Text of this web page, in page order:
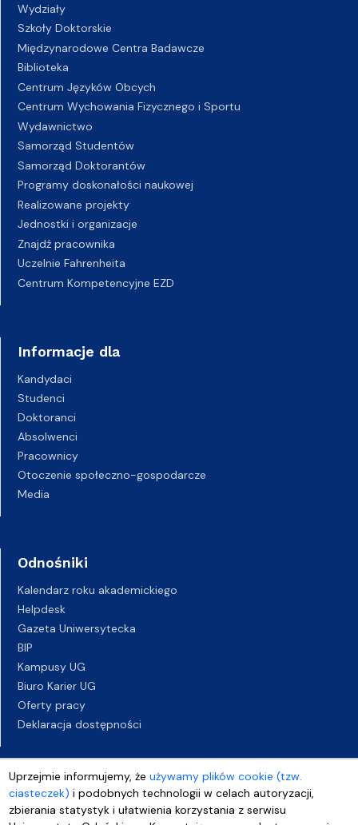
Uprzejmie informujemy, żeużywamy plików cookie (tzw.
ciasteczek) i podobnych technologii w celach autoryzacji,
zbierania statystyk i ułatwienia korzystania z serwisu
Wydziały
Szkoły Doktorskie
Międzynarodowe Centra Badawcze
Biblioteka
Centrum Języków Obcych
Centrum Wychowania Fizycznego i Sportu
Wydawnictwo
Samorząd Studentów
Samorząd Doktorantów
Programy doskonałości naukowej
Realizowane projekty
Jednostki i organizacje
Znajdź pracownika
Uczelnie Fahrenheita
Centrum Kompetencyjne EZD
Informacje dla
Kandydaci
Studenci
Doktoranci
Absolwenci
Pracownicy
Otoczenie społeczno-gospodarcze
Media
Odnośniki
Kalendarz roku akademickiego
Helpdesk
Gazeta Uniwersytecka
BIP
Kampusy UG
Biuro Karier UG
Oferty pracy
Deklaracja dostępności